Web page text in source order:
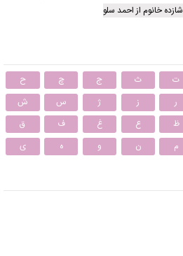
شازده خانوم از احمد سلو
ت ث ج چ
ح
ر ز ژ س
ش
ظ ع غ ف
ق
م ن و ه ی